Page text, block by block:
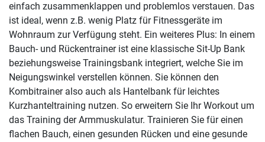
einfach zusammenklappen und problemlos verstauen. Das
ist ideal, wenn z.B. wenig Platz für Fitnessgeräte im
Wohnraum zur Verfügung steht. Ein weiteres Plus: In einem
Bauch- und Rückentrainer ist eine klassische Sit-Up Bank
beziehungsweise Trainingsbank integriert, welche Sie im
Neigungswinkel verstellen können. Sie können den
Kombitrainer also auch als Hantelbank für leichtes
Kurzhanteltraining nutzen. So erweitern Sie Ihr Workout um
das Training der Armmuskulatur. Trainieren Sie für einen
flachen Bauch, einen gesunden Rücken und eine gesunde